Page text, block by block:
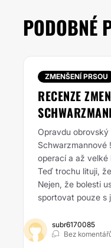
PODOBNÉ
ZMENŠENÍ PRSOU
RECENZE
Opravdu
Schwarzmannové
operací a až velké
Teď trochu lituji,
Nejen, že bolesti
sportovat pouze s
subr6170085
Bez